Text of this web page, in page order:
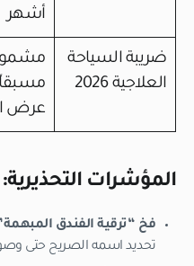
أشهر
ضريبة السياحة
العلاجية 2026
عرض
المؤشرات
فخ “ترقية الفندق
تحديد اسمه الصريح حتى